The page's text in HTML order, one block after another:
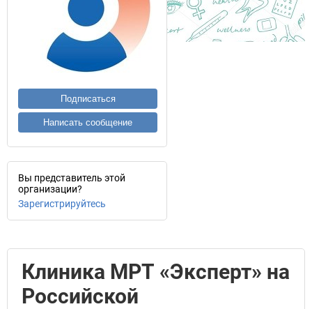
Подписаться
Написать сообщение
Вы представитель этой
организации?
Зарегистрируйтесь
Клиника МРТ «Эксперт» на
Российской